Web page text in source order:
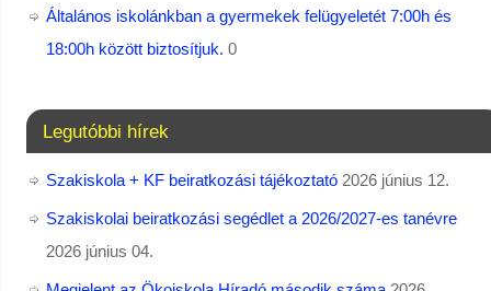
Általános iskolánkban a gyermekek felügyeletét 7:00h és
18:00h között biztosítjuk. 0
Legutóbbi hírek
Szakiskola + KF beiratkozási tájékoztató 2026 június 12.
Szakiskolai beiratkozási segédlet a 2026/2027-es tanévre
2026 június 04.